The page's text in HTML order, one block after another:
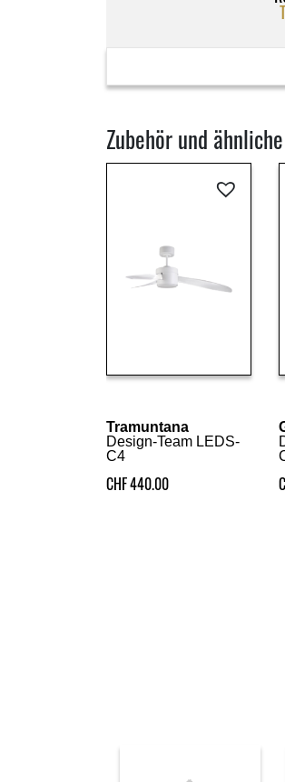
Zubehör und
Tramuntana
Design-Team LEDS-
C4
CHF440.00